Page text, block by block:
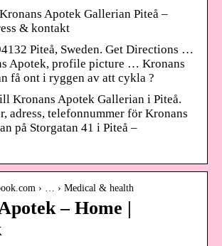
Apotek Gallerian Piteå –
& kontakt
Piteå, Sweden. Get Directions …
Apotek, profile picture … Kronans
få ont i ryggen av att cykla ?
Kronans Apotek Gallerian i Piteå.
adress, telefonnummer för Kronans
på Storgatan 41 i Piteå –
› … › Medical & health
– Home |